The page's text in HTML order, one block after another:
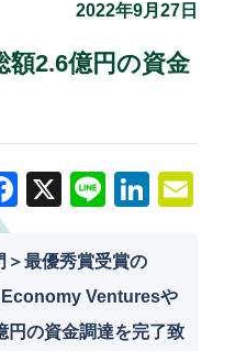
2022年9月27日
額2.6億円の資金
n
e
n
k
e
ai
l
＞最優秀賞受賞の
Economy Venturesや
円の資金調達を完了致